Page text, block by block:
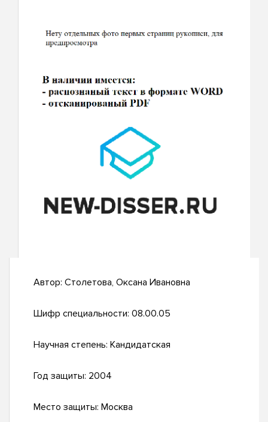
Автор: Столетова, Оксана Ивановна
Шифр специальности: 08.00.05
Научная степень: Кандидатская
Год защиты: 2004
Место защиты: Москва